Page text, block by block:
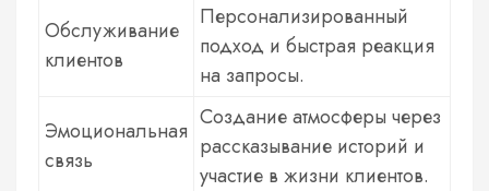
Обслуживание
клиентов
Персонализированный
подход и быстрая реакция
на запросы.
Эмоциональная
связь
Создание атмосферы через
рассказывание историй и
участие в жизни клиентов.